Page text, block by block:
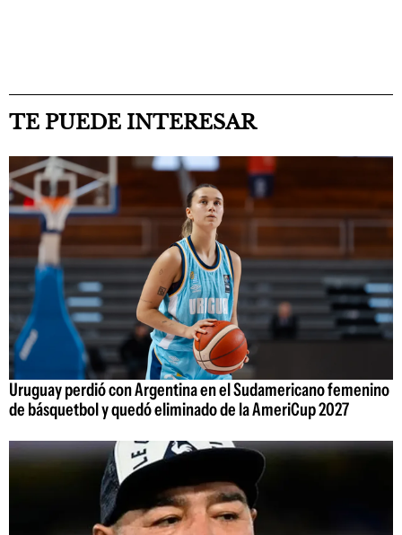
TE PUEDE INTERESAR
Uruguay perdió con Argentina en el Sudamericano femenino
de básquetbol y quedó eliminado de la AmeriCup 2027